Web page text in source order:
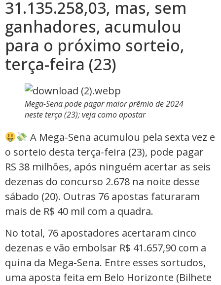
31.135.258,03, mas, sem
ganhadores, acumulou
para o próximo sorteio,
terça-feira (23)
Mega-Sena pode pagar maior prêmio de 2024
neste terça (23); veja como apostar
A Mega-Sena acumulou pela sexta vez e
o sorteio desta terça-feira (23), pode pagar
RS 38 milhões, após ninguém acertar as seis
dezenas do concurso 2.678 na noite desse
sábado (20). Outras 76 apostas faturaram
mais de R$ 40 mil com a quadra.
No total, 76 apostadores acertaram cinco
dezenas e vão embolsar R$ 41.657,90 com a
quina da Mega-Sena. Entre esses sortudos,
uma aposta feita em Belo Horizonte (Bilhete